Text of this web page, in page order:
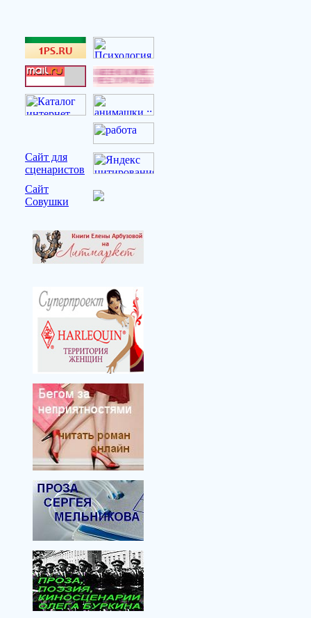
Сайт для
сценаристов
Сайт
Совушки